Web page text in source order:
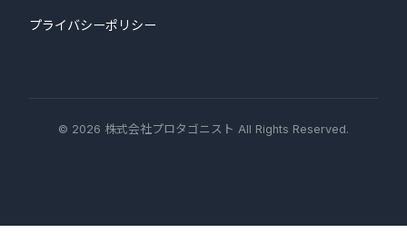
プライバシーポリシー
© 2026 株式会社プロタゴニスト All Rights Reserved.